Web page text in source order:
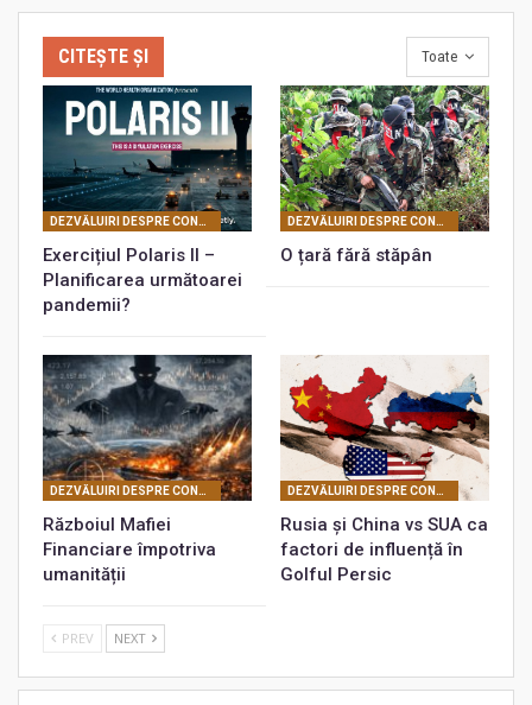
Toate
CITEȘTE ȘI
DEZVĂLUIRI DESPRE CONSPIRAŢIA UNIVERSALĂ PLANETARĂ
Exercițiul Polaris II –
Planificarea următoarei
pandemii?
DEZVĂLUIRI DESPRE CONSPIRAŢIA UNIVERSALĂ PLANETARĂ
O țară fără stăpân
DEZVĂLUIRI DESPRE CONSPIRAŢIA UNIVERSALĂ PLANETARĂ
Războiul Mafiei
Financiare împotriva
umanității
DEZVĂLUIRI DESPRE CONSPIRAŢIA UNIVERSALĂ PLANETARĂ
Rusia și China vs SUA ca
factori de influență în
Golful Persic
PREV NEXT